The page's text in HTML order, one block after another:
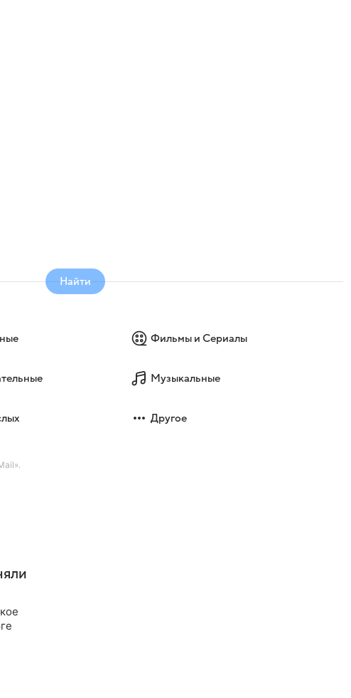
Найти
Фильмы и Сериалы
Музыкальные
Другое